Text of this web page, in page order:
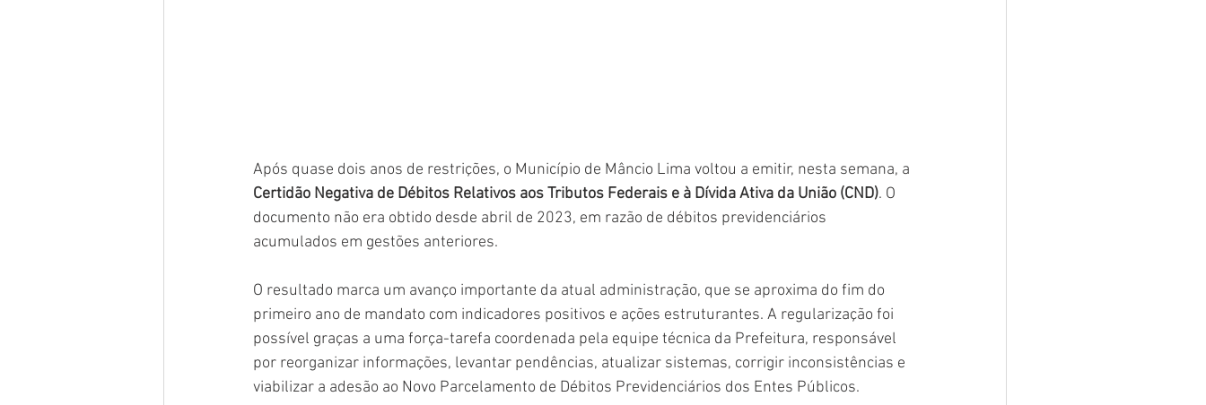
Após quase dois anos de restrições, o Município de Mâncio Lima voltou a emitir, nesta semana, a
Certidão Negativa de Débitos Relativos aos Tributos Federais e à Dívida Ativa da União (CND). O
documento não era obtido desde abril de 2023, em razão de débitos previdenciários
acumulados em gestões anteriores.
O resultado marca um avanço importante da atual administração, que se aproxima do fim do
primeiro ano de mandato com indicadores positivos e ações estruturantes. A regularização foi
possível graças a uma força-tarefa coordenada pela equipe técnica da Prefeitura, responsável
por reorganizar informações, levantar pendências, atualizar sistemas, corrigir inconsistências e
viabilizar a adesão ao Novo Parcelamento de Débitos Previdenciários dos Entes Públicos.